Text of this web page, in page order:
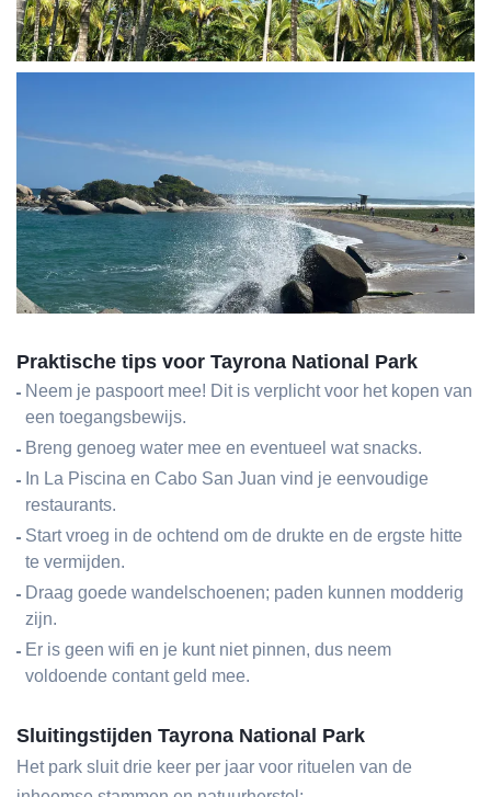
Praktische tips voor Tayrona National Park
Neem je paspoort mee! Dit is verplicht voor het kopen van
een toegangsbewijs.
Breng genoeg water mee en eventueel wat snacks.
In La Piscina en Cabo San Juan vind je eenvoudige
restaurants.
Start vroeg in de ochtend om de drukte en de ergste hitte
te vermijden.
Draag goede wandelschoenen; paden kunnen modderig
zijn.
Er is geen wifi en je kunt niet pinnen, dus neem
voldoende contant geld mee.
Sluitingstijden Tayrona National Park
Het park sluit drie keer per jaar voor rituelen van de